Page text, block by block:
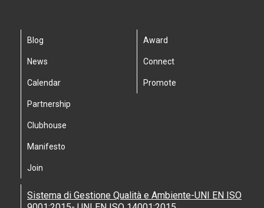
Blog
News
Calendar
Partnership
Clubhouse
Manifesto
Join
Award
Connect
Promote
Sistema di Gestione Qualità e Ambiente-UNI EN ISO